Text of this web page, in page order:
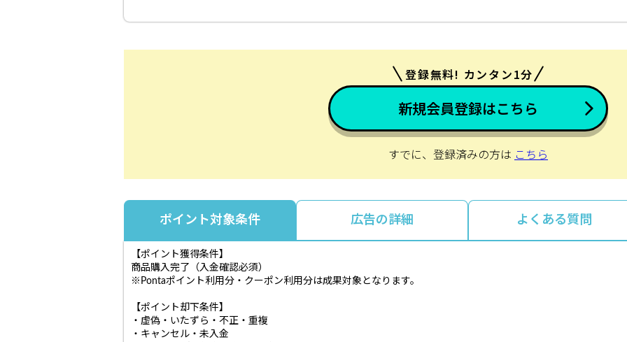
登録無料! カンタン1分
新規会員登録はこちら
すでに、登録済みの方は こちら
ポイント対象条件 広告の詳細 よくある質問
【ポイント獲得条件】
商品購入完了（入金確認必須）
※Pontaポイント利用分・クーポン利用分は成果対象となります。
【ポイント却下条件】
・虚偽・いたずら・不正・重複
・キャンセル・未入金